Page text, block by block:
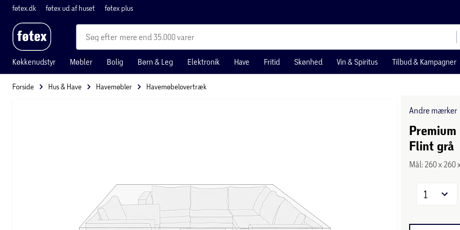
føtex.dk føtex ud af huset føtex plus
mere end 35.000 varer
Køkkenudstyr Møbler Bolig Børn & Leg Elektronik Have Fritid Skønhed Vin & Spiritus Tilbud & Kampagner
Forside Hus & Have Havemøbler Havemøbelovertræk
Andre mærker
Flint grå
Mål: 260 x 260
1